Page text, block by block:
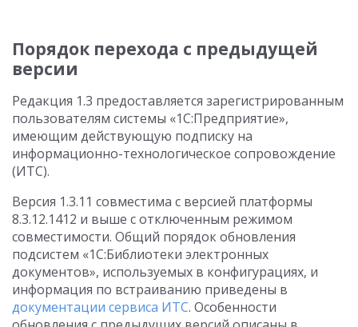
Порядок перехода с предыдущей
версии
Редакция 1.3 предоставляется зарегистрированным
пользователям системы «1С:Предприятие»,
имеющим действующую подписку на
информационно-технологическое сопровождение
(ИТС).
Версия 1.3.11 совместима с версией платформы
8.3.12.1412 и выше с отключенным режимом
совместимости. Общий порядок обновления
подсистем «1С:Библиотеки электронных
документов», используемых в конфигурациях, и
информация по встраиванию приведены в
документации сервиса ИТС. Особенности